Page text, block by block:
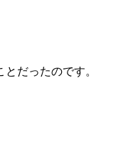
だったのです。